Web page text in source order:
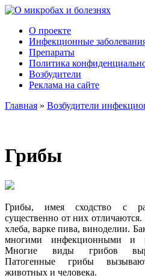
О проекте
Инфекционные
Препараты
Политика
Возбудители
Реклама на сайте
Главная » Возбудители
Грибы
Грибы, имея сходство с
существенно от них
хлеба, варке пива, виноделии.
многими инфекционными и
Многие виды грибов
Патогенные грибы
животных и человека.